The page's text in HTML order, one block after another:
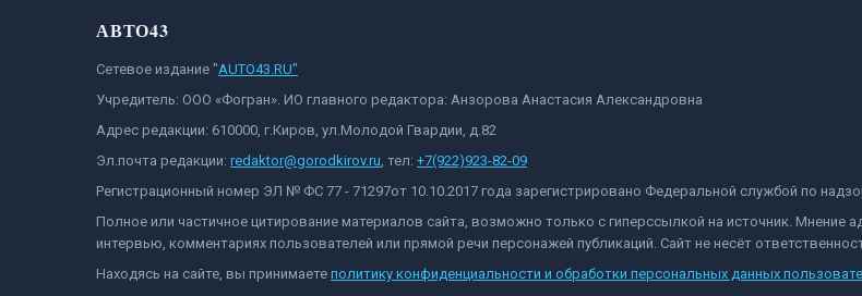
АВТО43
Сетевое издание "AUTO43.RU"
Учредитель: ООО «Фогран». ИО главного редактора: Анзорова Анастасия Александровна
Адрес редакции: 610000, г.Киров, ул.Молодой Гвардии, д.82
Эл.почта редакции: redaktor@gorodkirov.ru, тел: +7(922)923-82-09
Регистрационный номер ЭЛ № ФС 77 - 71297от 10.10.2017 года зарегистрировано Федеральной службой по
Полное или частичное цитирование материалов сайта, возможно только с гиперссылкой на источник. Мнение
интервью, комментариях пользователей или прямой речи персонажей публикаций. Сайт не несёт
Находясь на сайте, вы принимаете политику конфиденциальности и обработки персональных данных